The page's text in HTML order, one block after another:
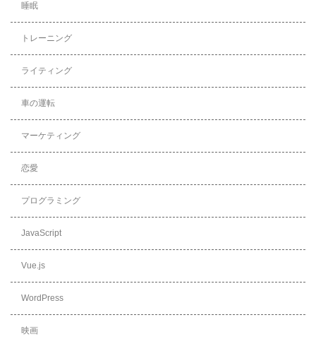
睡眠
トレーニング
ライティング
車の運転
マーケティング
恋愛
プログラミング
JavaScript
Vue.js
WordPress
映画